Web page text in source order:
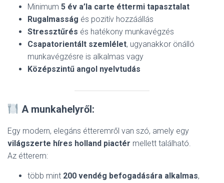
Minimum 5 év a’la carte éttermi tapasztalat
Rugalmasság és pozitív hozzáállás
Stressztűrés és hatékony munkavégzés
Csapatorientált szemlélet, ugyanakkor önálló
munkavégzésre is alkalmas vagy
Középszintű angol nyelvtudás
A munkahelyről:
Egy modern, elegáns étteremről van szó, amely egy
világszerte híres holland piactér mellett található.
Az étterem:
több mint 200 vendég befogadására alkalmas,